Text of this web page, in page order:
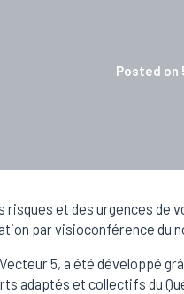
Posted on
et des urgences de
par visioconférence du
5, a été développé
adaptés et collectifs du